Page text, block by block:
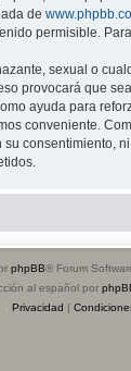
de
permisible.
sexual o
provocará que
ayuda para
conveniente.
consentimiento,
phpBB® Forum
al español por
Privacidad |